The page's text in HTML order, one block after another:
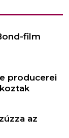
film
producerei
az